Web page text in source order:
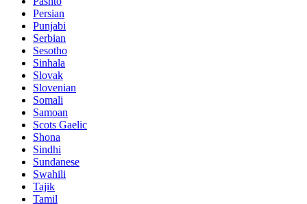
Persian
Punjabi
Serbian
Sesotho
Sinhala
Slovak
Slovenian
Somali
Samoan
Scots Gaelic
Shona
Sindhi
Sundanese
Swahili
Tajik
Tamil